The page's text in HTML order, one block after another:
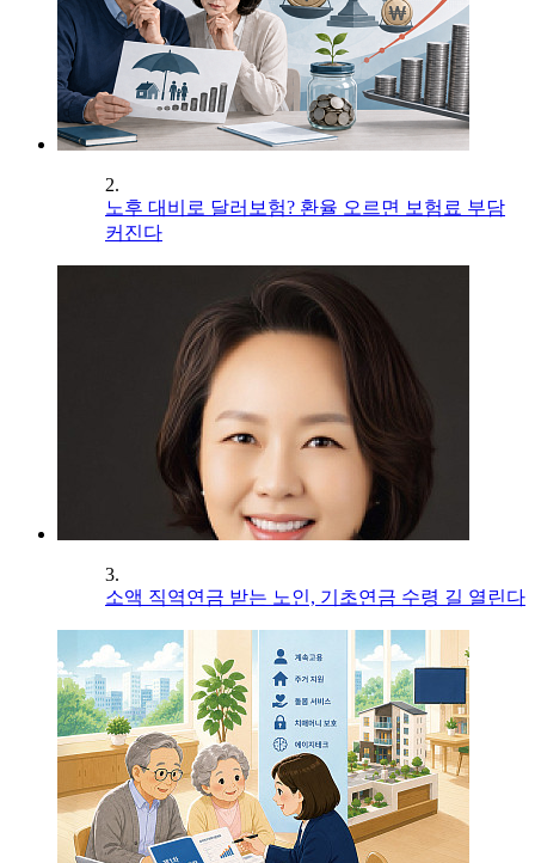
2.
노후 대비로 달러보험? 환율 오르면 보험료 부담
커진다
3.
소액 직역연금 받는 노인, 기초연금 수령 길 열린다